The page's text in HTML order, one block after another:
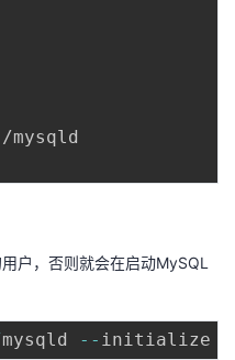
mysqld
户，否则就会在启动MySQL
mysqld -- initialize